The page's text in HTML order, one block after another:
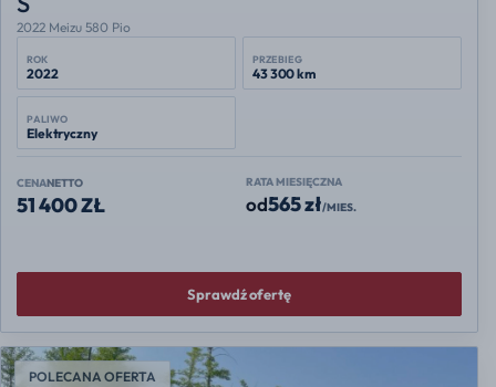
2022 Meizu 580 Pio
ROK
2022
PRZEBIEG
43 300 km
PALIWO
Elektryczny
CENANETTO
51 400 ZŁ
RATA MIESIĘCZNA
od565 zł/MIES.
Sprawdź ofertę
POLECANA OFERTA